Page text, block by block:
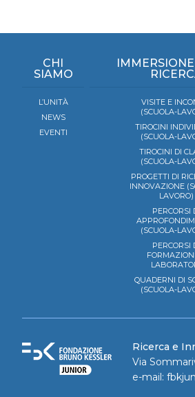
CHI
SIAMO
L’UNITÀ
NEWS
EVENTI
VISITE E
(SCUOLA-
TIROCINI
(SCUOLA-
TIROCINI DI
(SCUOLA-
PROGETTI DI
INNOVAZIONE
LAVORO)
PERCORSI
(SCUOLA-
PERCORSI
QUADERNI DI
(SCUOLA-
Ricerca e
Via
e-mail: